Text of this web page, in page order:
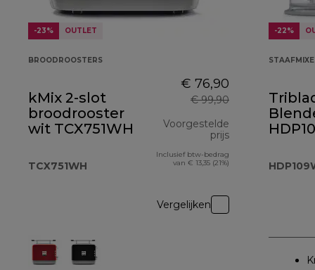
-23% OUTLET
BROODROOSTERS
kMix 2-slot
broodrooster
wit TCX751WH
TCX751WH
€ 76,90
€ 99,90
Voorgestelde
prijs
Inclusief btw-bedrag
van € 13,35 (21%)
Vergelijken
-22%